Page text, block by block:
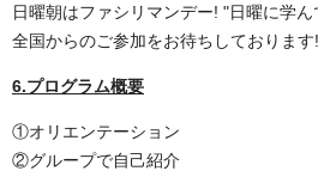
日曜朝はファシリマンデー! " 日曜に学
全国からのご参加をお待ちしております!
6.プログラム概要
①オリエンテーション
②グループで自己紹介